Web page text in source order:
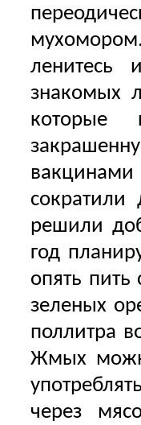
ленитесь
знакомых
которые
решили
год
опять
зеленых
поллитра
Жмых
через